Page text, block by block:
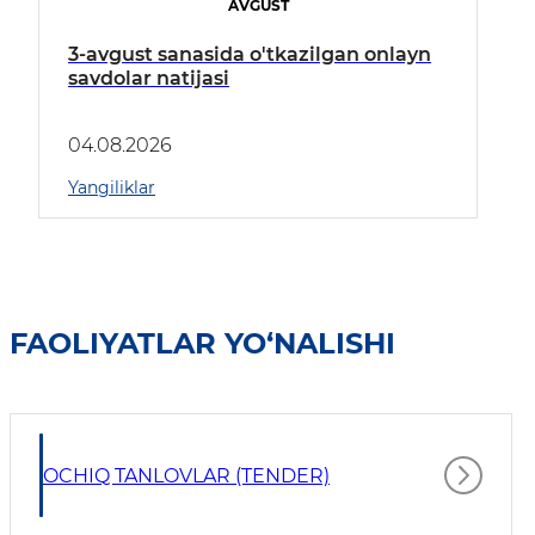
AVGUST
3-avgust sanasida o'tkazilgan onlayn
savdolar natijasi
04.08.2026
Yangiliklar
FAOLIYATLAR YO‘NALISHI
OCHIQ TANLOVLAR (TENDER)